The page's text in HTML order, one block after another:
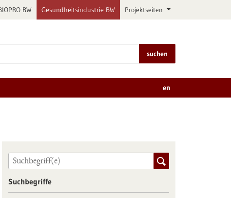
BW Gesundheitsindustrie BW Projektseiten
suchen
en
Suchbegriffe